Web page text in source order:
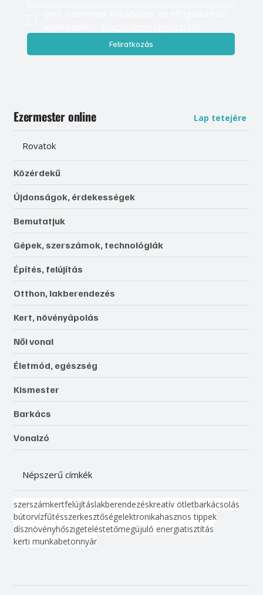
Feliratkozás
Ezermester online Lap tetejére
Rovatok
Közérdekű
Újdonságok, érdekességek
Bemutatjuk
Gépek, szerszámok, technológiák
Építés, felújítás
Otthon, lakberendezés
Kert, növényápolás
Női vonal
Életmód, egészség
Kismester
Barkács
Vonalzó
Népszerű címkék
szerszámkertfelújításlakberendezéskreatív ötletbarkácsolás
bútorvízfűtésszerkesztőségelektronikahasznos tippek
dísznövényhőszigeteléstetőmegújuló energiatisztítás
kerti munkabetonnyár